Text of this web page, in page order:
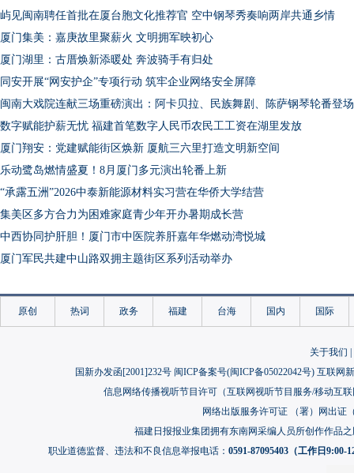
屿见闽南聘任首批在厦台胞文化推荐官 空中钢琴秀奏响两岸共通乡情
厦门集美：嘉庚故里聚薪火 文明拥军映初心
厦门湖里：古厝焕新添暖处 奔波骑手有归处
同安开展“网安护企”专项行动 筑牢企业网络安全屏障
闽南大戏院连献三场重磅演出：阿卡贝拉、民族舞剧、陈萨钢琴轮番登场
数字赋能护薪无忧 福建首笔数字人民币农民工工资在湖里发放
厦门翔安：党建赋能街区焕新 厦航三六里打造文明新空间
乐动鹭岛燃情盛夏！8月厦门多元演出轮番上新
“承露五洲”2026中泰新能源材料实习营在华侨大学结营
集美区多方合力为困难家庭青少年开办暑期成长营
中西协同护肝胆！厦门市中医院养肝嘉年华燃动湾悦城
厦门军民共建中山路双拥主题街区系列活动举办
海投集团举办八一主题活动 退役军人岗位建功献礼建军99周年
厦门市2026年下半年征兵体检开检
厦门今年86名学子圆梦军校 数量创历年新高
第十四届海峡两岸文学笔会在厦开幕 两岸作家“诗书作伴”话同源
厦门市中医院与福建省肿瘤医院签约 携手打造中西医融合肿瘤诊疗新高
原创 热词 政务 福建 台海 国内 国际
关于我们
国新办发函[2001]232号 闽ICP备案号(闽ICP备05022042号) 互联网
信息网络传播视听节目许可（互联网视听节目服务/移动互
网络出版服务许可证 （署）网出证
福建日报报业集团拥有东南网采编人员所创作作品
职业道德监督、违法和不良信息举报电话： 0591-87095403（工作日9:00-